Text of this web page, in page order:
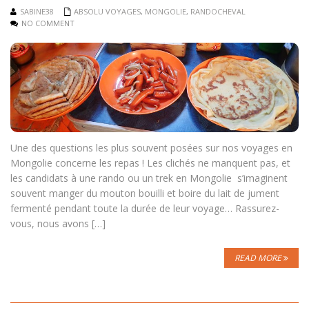
SABINE38 ABSOLU VOYAGES, MONGOLIE, RANDOCHEVAL
NO COMMENT
Une des questions les plus souvent posées sur nos voyages en
Mongolie concerne les repas ! Les clichés ne manquent pas, et
les candidats à une rando ou un trek en Mongolie s’imaginent
souvent manger du mouton bouilli et boire du lait de jument
fermenté pendant toute la durée de leur voyage… Rassurez-
vous, nous avons […]
READ MORE